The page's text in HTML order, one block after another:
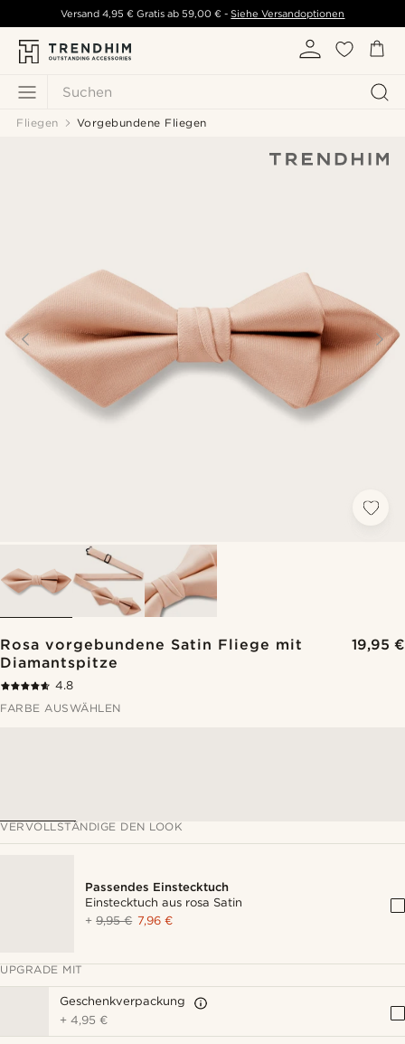
Suchen
Versand 4,95 € Gratis ab 59,00 € - Siehe Versandoptionen
Fliegen Vorgebundene Fliegen
Rosa vorgebundene Satin Fliege mit
Diamantspitze
19,95 €
4.8
FARBE AUSWÄHLEN
VERVOLLSTÄNDIGE DEN LOOK
Passendes Einstecktuch
Einstecktuch aus rosa Satin
+9,95 € 7,96 €
UPGRADE MIT
Geschenkverpackung
+4,95 €